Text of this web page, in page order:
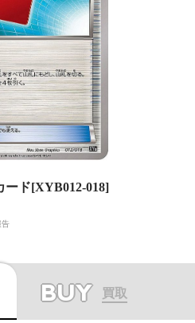
ード[XYB012-018]
BUY 買取